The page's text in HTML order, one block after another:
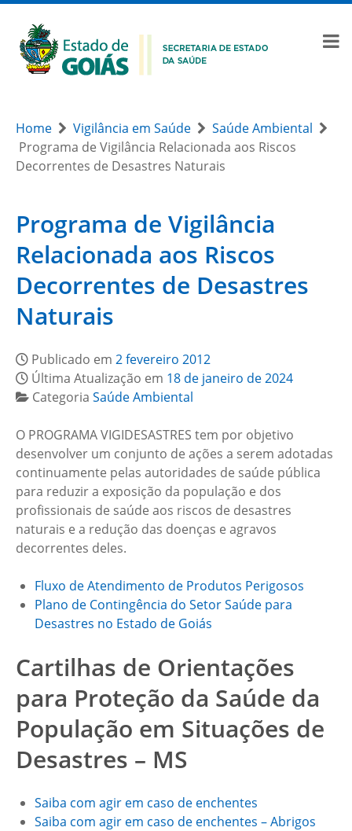
Home Vigilância em Saúde
Saúde Ambiental
Programa de Vigilância Relacionada aos Riscos
Decorrentes de Desastres Naturais
Programa de Vigilância
Relacionada aos Riscos
Decorrentes de Desastres
Naturais
Publicado em 2 fevereiro 2012
Última Atualização em 18 de janeiro de 2024
Categoria Saúde Ambiental
O PROGRAMA VIGIDESASTRES tem por objetivo
desenvolver um conjunto de ações a serem adotadas
continuamente pelas autoridades de saúde pública
para reduzir a exposição da população e dos
profissionais de saúde aos riscos de desastres
naturais e a redução das doenças e agravos
decorrentes deles.
Fluxo de Atendimento de Produtos Perigosos
Plano de Contingência do Setor Saúde para
Desastres no Estado de Goiás
Cartilhas de Orientações
para Proteção da Saúde da
População em Situações de
Desastres – MS
Saiba com agir em caso de enchentes
Saiba com agir em caso de enchentes – Abrigos